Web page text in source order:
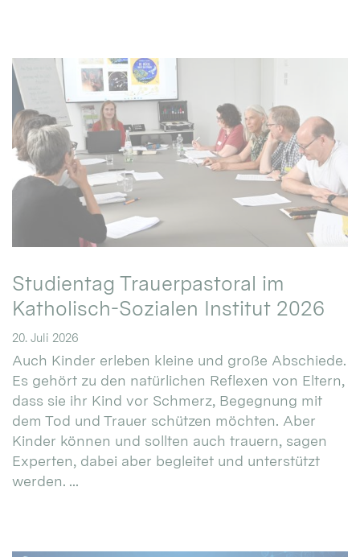
Studientag Trauerpastoral im
Katholisch-Sozialen Institut 2026
20. Juli 2026
Auch Kinder erleben kleine und große Abschiede.
Es gehört zu den natürlichen Reflexen von Eltern,
dass sie ihr Kind vor Schmerz, Begegnung mit
dem Tod und Trauer schützen möchten. Aber
Kinder können und sollten auch trauern, sagen
Experten, dabei aber begleitet und unterstützt
werden. ...